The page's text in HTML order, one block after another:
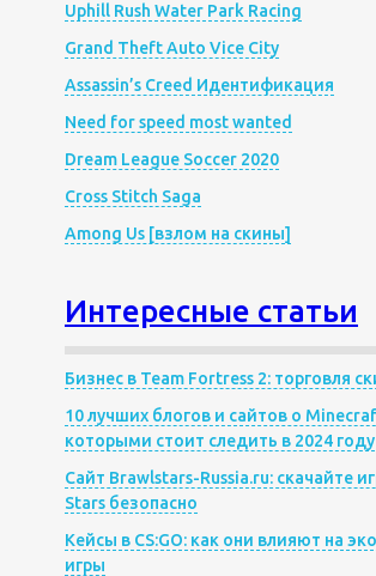
Uphill Rush Water Park Racing
Grand Theft Auto Vice City
Assassin’s Creed Идентификация
Need for speed most wanted
Dream League Soccer 2020
Cross Stitch Saga
Among Us [взлом на скины]
Интересные статьи
Бизнес в Team Fortress 2: торговля
10 лучших блогов и сайтов о
которыми стоит следить в 2024 году
Сайт Brawlstars-Russia.ru: скачайте
Stars безопасно
Кейсы в CS:GO: как они влияют на
игры